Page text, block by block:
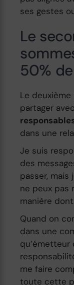
ses gestes
Le
50%
Le
partager
dans une
Je suis
des
passer, mais
ne peux pas
manière
Quand on
dans une
qu’émetteur
me faire
toute cette